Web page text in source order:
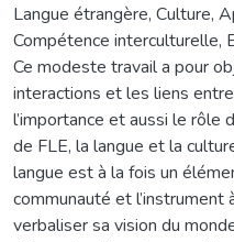
Langue étrangère, Culture,
Compétence interculturelle,
Ce modeste travail a pour
interactions et les liens
l’importance et aussi le rôle
de FLE, la langue et la
langue est à la fois un
communauté et l’instrument
verbaliser sa vision du